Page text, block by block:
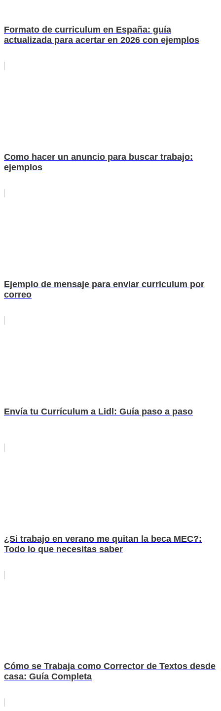
Formato de curriculum en España: guía
actualizada para acertar en 2026 con ejemplos
Como hacer un anuncio para buscar trabajo:
ejemplos
Ejemplo de mensaje para enviar curriculum por
correo
Envía tu Currículum a Lidl: Guía paso a paso
¿Si trabajo en verano me quitan la beca MEC?:
Todo lo que necesitas saber
Cómo se Trabaja como Corrector de Textos desde
casa: Guía Completa